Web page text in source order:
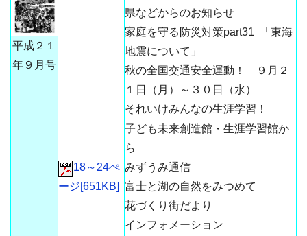
平成２１
年９月号
県などからのお知らせ
家庭を守る防災対策part31 「東海
地震について」
秋の全国交通安全運動！ ９月２
１日（月）～３０日（水）
それいけみんなの生涯学習！
18～24ぺ
ージ[651KB]
子ども未来創造館・生涯学習館か
ら
みずうみ通信
富士と湖の自然をみつめて
花づくり街だより
インフォメーション